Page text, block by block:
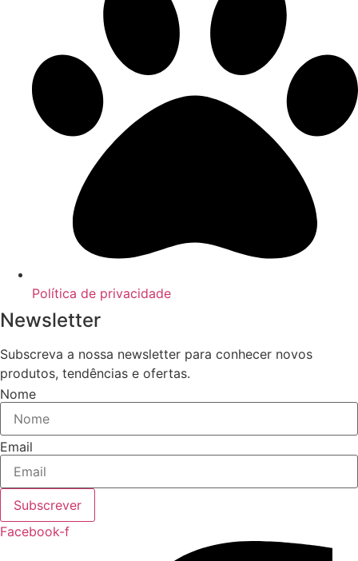
Política de privacidade
Newsletter
Subscreva a nossa newsletter para conhecer novos
produtos, tendências e ofertas.
Nome
Email
Subscrever
Facebook-f